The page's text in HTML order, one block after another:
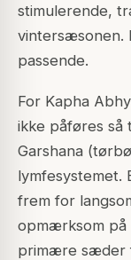
stimulerende,
vintersæsonen.
passende.
For Kapha
ikke påføres så
Garshana
lymfesystemet.
frem for
opmærksom på
primære sæder